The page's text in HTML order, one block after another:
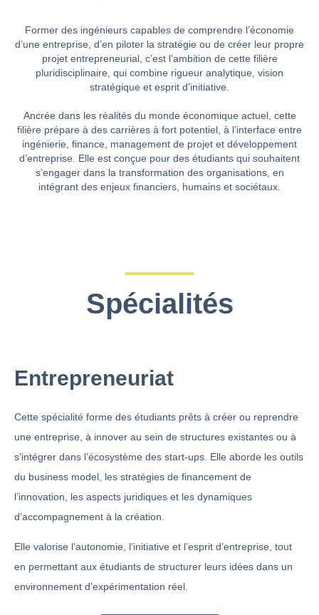
Former des ingénieurs capables de comprendre l’économie
d’une entreprise, d’en piloter la stratégie ou de créer leur propre
projet entrepreneurial, c’est l’ambition de cette filière
pluridisciplinaire, qui combine rigueur analytique, vision
stratégique et esprit d’initiative.
Ancrée dans les réalités du monde économique actuel, cette
filière prépare à des carrières à fort potentiel, à l’interface entre
ingénierie, finance, management de projet et développement
d’entreprise. Elle est conçue pour des étudiants qui souhaitent
s’engager dans la transformation des organisations, en
intégrant des enjeux financiers, humains et sociétaux.
Spécialités
Entrepreneuriat
Cette spécialité forme des étudiants prêts à créer ou reprendre
une entreprise, à innover au sein de structures existantes ou à
s’intégrer dans l’écosystème des start-ups. Elle aborde les outils
du business model, les stratégies de financement de
l’innovation, les aspects juridiques et les dynamiques
d’accompagnement à la création.
Elle valorise l’autonomie, l’initiative et l’esprit d’entreprise, tout
en permettant aux étudiants de structurer leurs idées dans un
environnement d’expérimentation réel.